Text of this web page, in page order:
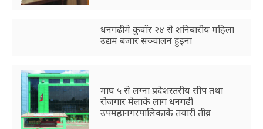
धनगढीमे कुवाँर २४ से शनिबारीय महिला
उद्यम बजार सञ्चालन हुइना
माघ ५ से लग्ना प्रदेशस्तरीय सीप तथा
रोजगार मेलाके लाग धनगढी
उपमहानगरपालिकाके तयारी तीव्र